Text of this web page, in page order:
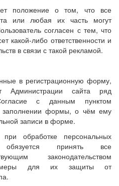
положение о том, что все
или любая их часть могут
согласен с тем, что
какой-либо ответственности и
в связи с такой рекламой.
в регистрационную форму,
Администрации сайта ряд
с данным пунктом
заполнении формы, о чём ему
записи в форме.
обработке персональных
принять все
законодательством
меры для их защиты от